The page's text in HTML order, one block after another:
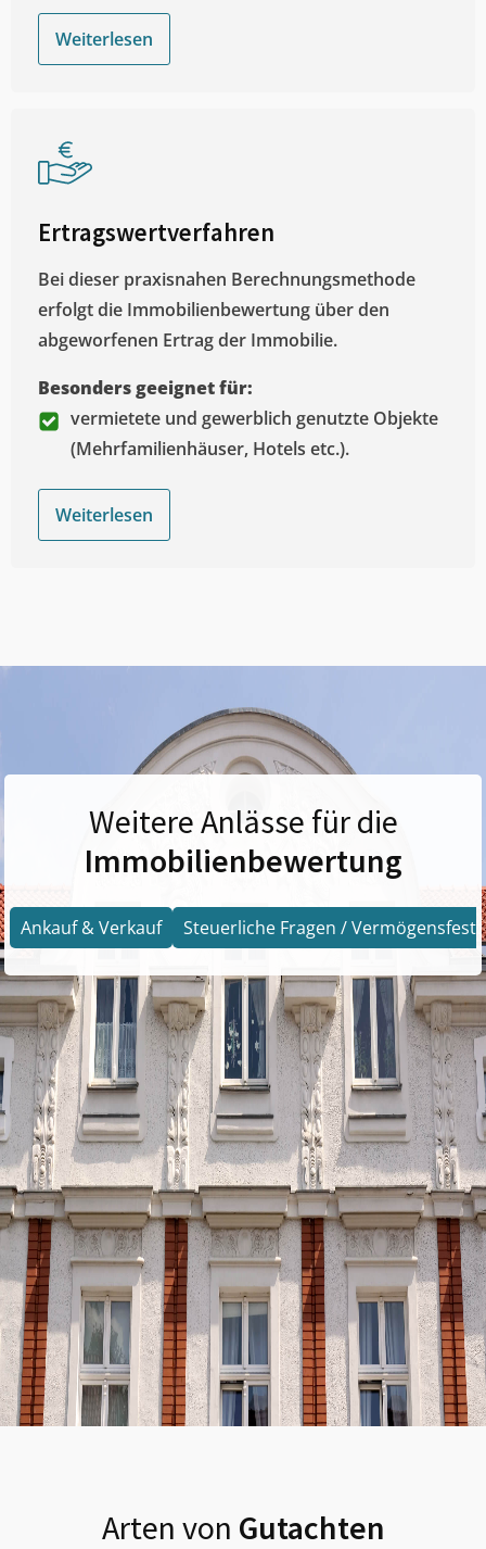
Weiterlesen
Ertragswertverfahren
Bei dieser praxisnahen Berechnungsmethode
erfolgt die Immobilienbewertung über den
abgeworfenen Ertrag der Immobilie.
Besonders geeignet für:
vermietete und gewerblich genutzte Objekte
(Mehrfamilienhäuser, Hotels etc.).
Weiterlesen
Weitere Anlässe für die
Immobilienbewertung
Ankauf & Verkauf Steuerliche Fragen /
Arten von Gutachten